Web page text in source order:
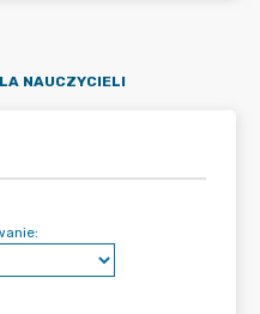
NAUCZYCIELI